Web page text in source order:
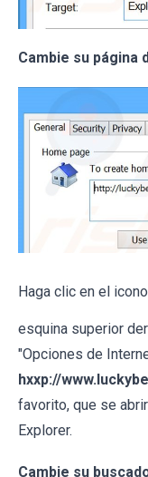
Cambie su página
Haga clic en el
esquina superior
"Opciones de
hxxp://
favorito, que se
Explorer.
Cambie su